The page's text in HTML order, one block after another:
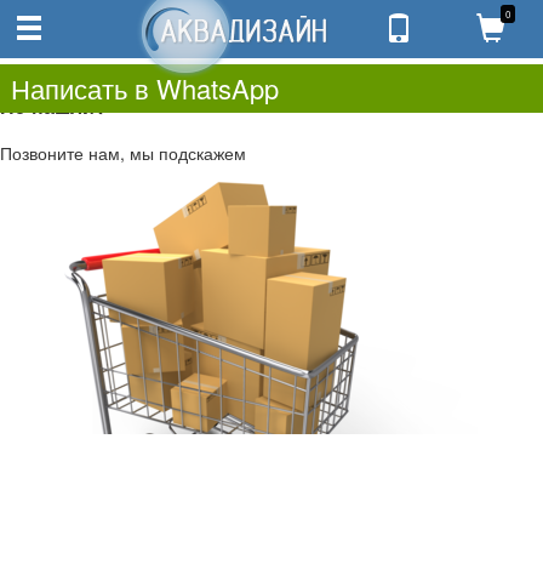
0.00
0
Не нашли?
Позвоните нам, мы подскажем
0
Написать в WhatsApp